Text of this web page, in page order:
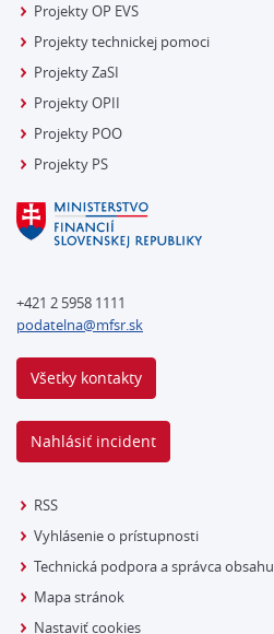
Projekty OP EVS
Projekty technickej pomoci
Projekty ZaSI
Projekty OPII
Projekty POO
Projekty PS
+421 2 5958 1111
podatelna@mfsr.sk
Všetky kontakty
Nahlásiť incident
RSS
Vyhlásenie o prístupnosti
Technická podpora a správca obsahu
Mapa stránok
Nastaviť cookies